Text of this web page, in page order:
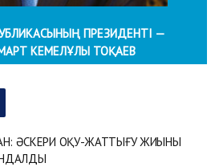
ПРЕЗИДЕНТІ —
КЕМЕЛҰЛЫ ТОҚАЕВ
ӘСКЕРИ ОҚУ-ЖАТТЫҒУ ЖИЫНЫ